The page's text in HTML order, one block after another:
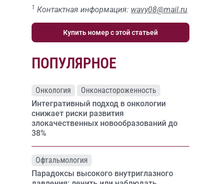
1 Контактная информация: wavy08@mail.ru
Купить номер с этой статьей
ПОПУЛЯРНОЕ
Онкология
Онконастороженность
Интегративный подход в онкологии
снижает риски развития
злокачественных новообразований до
38%
Офтальмология
Парадоксы высокого внутриглазного